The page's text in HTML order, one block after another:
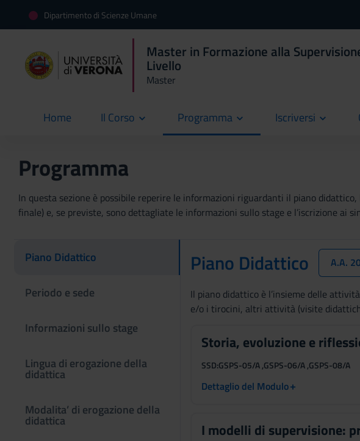
Dipartimento di Scienze Umane
Master in Formazione alla
Livello
Master
Home
current Il Corso Programma Iscriversi
Programma
In questa sezione è possibile reperire le informazioni riguardanti il piano
finale) e, se previste, sono dettagliate le informazioni sullo stage e l’iscrizione ai
Piano Didattico
Periodo e sede
Informazioni sullo stage
Lingua di erogazione della
didattica
Modalita’ di erogazione della
didattica
Piano Didattico A.A.
Il piano didattico è l’insieme delle
e/o i tirocini, altri attività (visite
Storia, evoluzione e
SSD:GSPS-05/A ,GSPS-06/A ,GSPS-08/A
Dettaglio del Modulo+
I modelli di supervisione: